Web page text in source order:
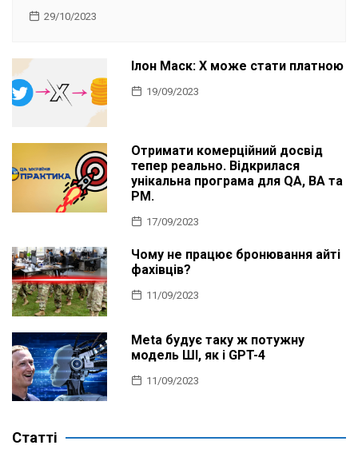
29/10/2023
Ілон Маск: X може стати платною
19/09/2023
Отримати комерційний досвід
тепер реально. Відкрилася
унікальна програма для QA, BA та
PM.
17/09/2023
Чому не працює бронювання айті
фахівців?
11/09/2023
Meta будує таку ж потужну
модель ШІ, як і GPT-4
11/09/2023
Статті